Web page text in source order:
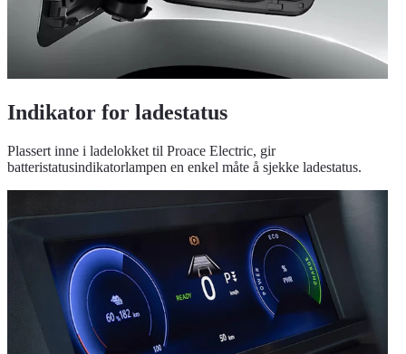
Indikator for ladestatus
Plassert inne i ladelokket til Proace Electric, gir
batteristatusindikatorlampen en enkel måte å sjekke ladestatus.